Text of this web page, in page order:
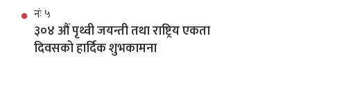
नंः ५
३०४ औं पृथ्वी जयन्ती तथा राष्ट्रिय एकता
दिवसको हार्दिक शुभकामना